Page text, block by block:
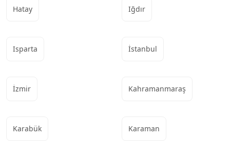
Hatay Iğdır
Isparta İstanbul
İzmir Kahramanmaraş
Karabük Karaman